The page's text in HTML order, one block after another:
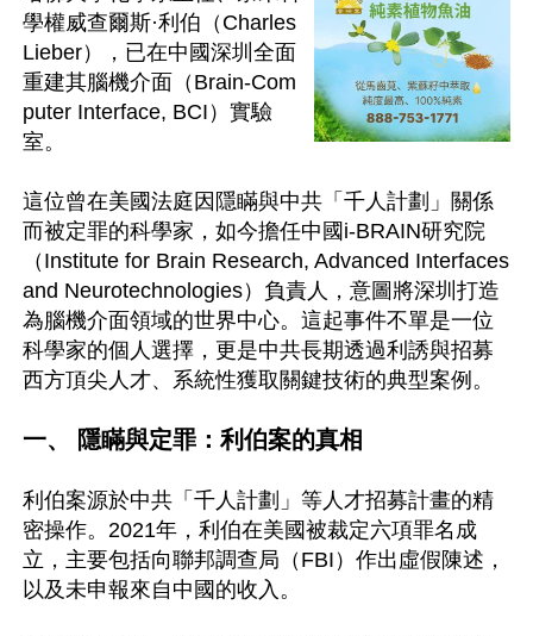
學權威查爾斯·利伯（Charles
Lieber），已在中國深圳全面
重建其腦機介面（Brain-Com
puter Interface, BCI）實驗
室。
這位曾在美國法庭因隱瞞與中共「千人計劃」關係
而被定罪的科學家，如今擔任中國i-BRAIN研究院
（Institute for Brain Research, Advanced Interfaces
and Neurotechnologies）負責人，意圖將深圳打造
為腦機介面領域的世界中心。這起事件不單是一位
科學家的個人選擇，更是中共長期透過利誘與招募
西方頂尖人才、系統性獲取關鍵技術的典型案例。
一、 隱瞞與定罪：利伯案的真相
利伯案源於中共「千人計劃」等人才招募計畫的精
密操作。2021年，利伯在美國被裁定六項罪名成
立，主要包括向聯邦調查局（FBI）作出虛假陳述，
以及未申報來自中國的收入。